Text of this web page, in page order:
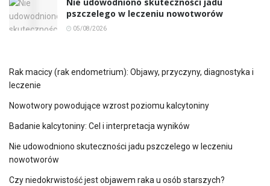
pszczelego w leczeniu nowotworów
05/08/2026
Rak macicy (rak endometrium): Objawy, przyczyny, diagnostyka i
leczenie
Nowotwory powodujące wzrost poziomu kalcytoniny
Badanie kalcytoniny: Cel i interpretacja wyników
Nie udowodniono skuteczności jadu pszczelego w leczeniu
nowotworów
Czy niedokrwistość jest objawem raka u osób starszych?